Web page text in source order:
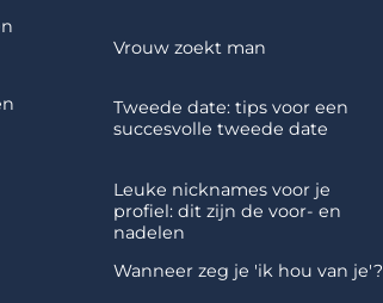
Vrouw zoekt man
Tweede date: tips voor een
succesvolle tweede date
Leuke nicknames voor je
profiel: dit zijn de voor- en
nadelen
Wanneer zeg je 'ik hou van je'?